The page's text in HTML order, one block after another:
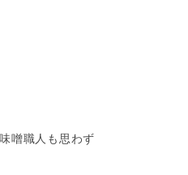
噌職人も思わず